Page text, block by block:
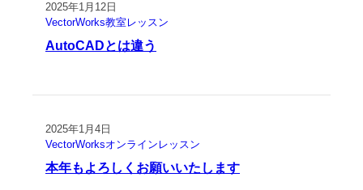
2025年1月12日
VectorWorks教室レッスン
AutoCADとは違う
2025年1月4日
VectorWorksオンラインレッスン
本年もよろしくお願いいたします